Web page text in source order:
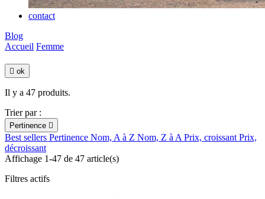
contact
Blog
Accueil Femme
 ok
Il y a 47 produits.
Trier par :
Pertinence 
Best sellers Pertinence Nom, A à Z Nom, Z à A Prix, croissant Prix,
décroissant
Affichage 1-47 de 47 article(s)
Filtres actifs